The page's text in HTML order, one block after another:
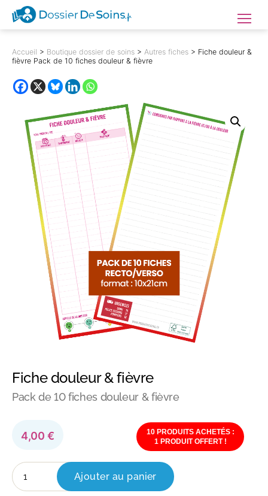
Dossierdesoins.fr Menu
Accueil > Boutique dossier de soins > Autres fiches > Fiche douleur &
fièvre Pack de 10 fiches douleur & fièvre
Fiche douleur & fièvre
Pack de 10 fiches douleur & fièvre
4,00 €
10 PRODUITS ACHETÉS :
1 PRODUIT OFFERT !
quantité
de
Fiche
Ajouter au panier